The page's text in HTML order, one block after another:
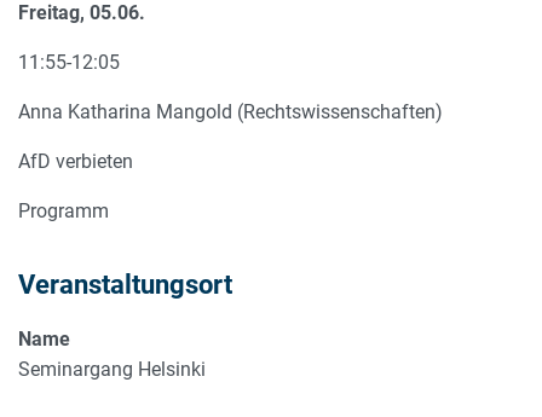
Freitag, 05.06.
11:55-12:05
Anna Katharina Mangold (Rechtswissenschaften)
AfD verbieten
Programm
Veranstaltungsort
Name
Seminargang Helsinki